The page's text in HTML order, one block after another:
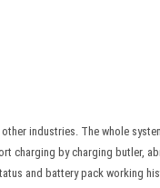
industries. The whole
charging by charging butler,
and battery pack working